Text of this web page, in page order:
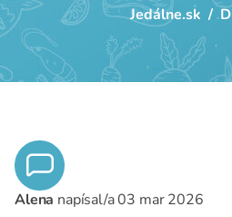
Jedálne.sk /
Alena napísal/a03 mar 2026